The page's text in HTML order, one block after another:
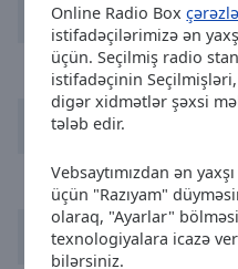
Online Radio Box
istifadəçilərimizə ən
üçün. Seçilmiş radio
istifadəçinin
digər xidmətlər şəxsi
tələb edir.
Vebsaytımızdan ən
üçün "Razıyam"
olaraq, "Ayarlar"
texnologiyalara icazə
bilərsiniz.
modal
window.
Beginning
dialog
window.
Escape
Antenne
Antenne
ESC Radio
Hitradio Ö3
Kronehit 105.8